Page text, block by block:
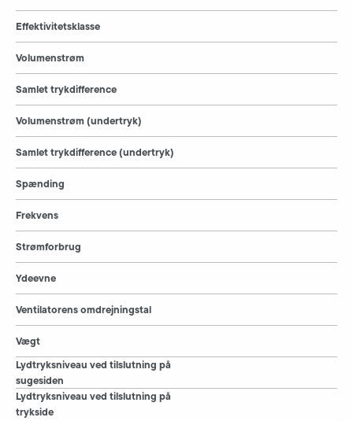
Effektivitetsklasse
Volumenstrøm
Samlet trykdifference
Volumenstrøm (undertryk)
Samlet trykdifference (undertryk)
Spænding
Frekvens
Strømforbrug
Ydeevne
Ventilatorens omdrejningstal
Vægt
Lydtryksniveau ved tilslutning på
sugesiden
Lydtryksniveau ved tilslutning på
trykside